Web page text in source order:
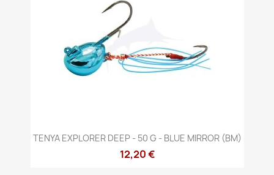
TENYA EXPLORER DEEP - 50 G - BLUE MIRROR (BM)
12,20 €